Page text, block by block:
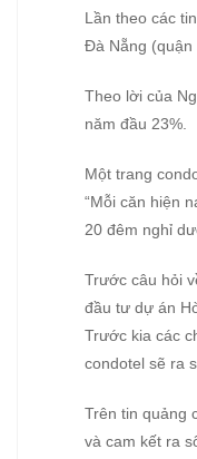
Lần theo các
Đà Nẵng (quận
Theo lời của
năm đầu 23%.
Một trang
“Mỗi căn hiện
20 đêm nghỉ
Trước câu hỏi
đầu tư dự án
Trước kia các
condotel sẽ ra
Trên tin quảng
và cam kết ra